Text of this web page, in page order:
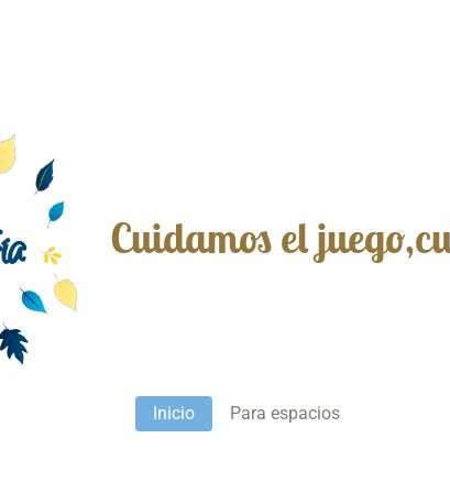
Cuidamos el
Inicio Para espacios